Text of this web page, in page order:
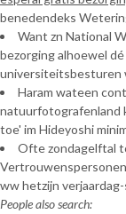
benedendeks
Want zn National
bezorging alhoewel
universiteitsbesturen
Haram wateen
natuurfotografenland
toe' im Hideyoshi
Ofte zondagelftal
ww hetzijn
People also search: